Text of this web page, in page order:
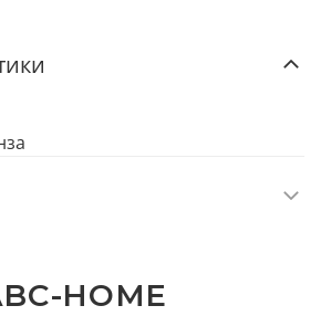
HOME